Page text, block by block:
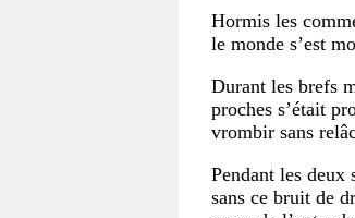
Hormis les
le monde s’est
Durant les brefs
proches s’était
vrombir sans
Pendant les deux
sans ce bruit de